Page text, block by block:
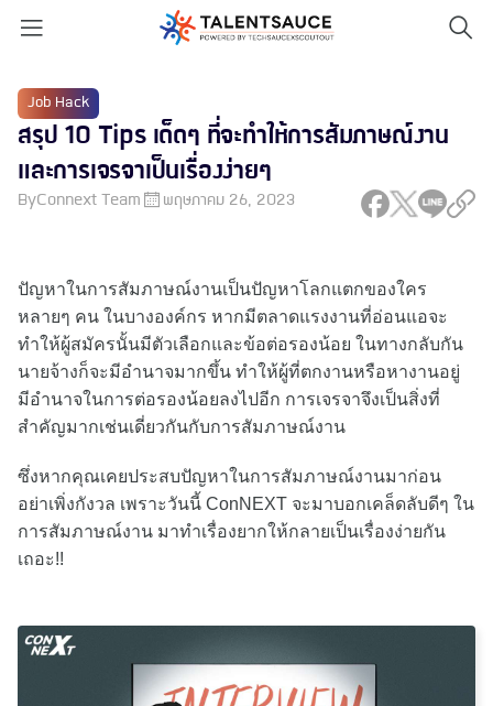
Job Hack
สรุป 10 Tips เด็ดๆ ที่จะทำให้การสัมภาษณ์งาน
และการเจรจาเป็นเรื่องง่ายๆ
ByConnext Team พฤษภาคม 26, 2023
ปัญหาในการสัมภาษณ์งานเป็นปัญหาโลกแตกของใคร
หลายๆ คน ในบางองค์กร หากมีตลาดแรงงานที่อ่อนแอจะ
ทำให้ผู้สมัครนั้นมีตัวเลือกและข้อต่อรองน้อย ในทางกลับกัน
นายจ้างก็จะมีอำนาจมากขึ้น ทำให้ผู้ที่ตกงานหรือหางานอยู่
มีอำนาจในการต่อรองน้อยลงไปอีก การเจรจาจึงเป็นสิ่งที่
สำคัญมากเช่นเดี่ยวกันกับการสัมภาษณ์งาน
ซึ่งหากคุณเคยประสบปัญหาในการสัมภาษณ์งานมาก่อน
อย่าเพิ่งกังวล เพราะวันนี้ ConNEXT จะมาบอกเคล็ดลับดีๆ ใน
การสัมภาษณ์งาน มาทำเรื่องยากให้กลายเป็นเรื่องง่ายกัน
เถอะ!!